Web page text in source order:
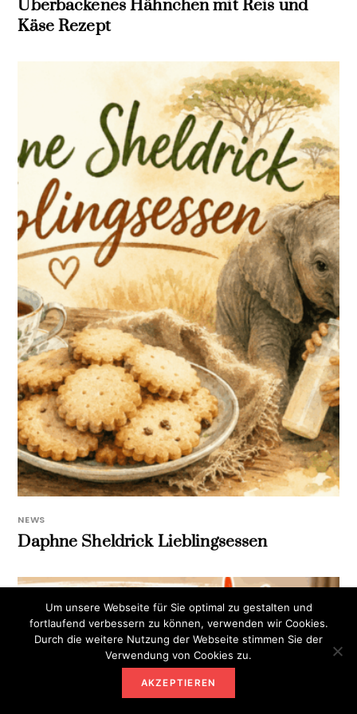
Überbackenes Hähnchen mit Reis und
Käse Rezept
NEWS
Daphne Sheldrick Lieblingsessen
Um unsere Webseite für Sie optimal zu gestalten und
fortlaufend verbessern zu können, verwenden wir Cookies.
Durch die weitere Nutzung der Webseite stimmen Sie der
Verwendung von Cookies zu.
AKZEPTIEREN